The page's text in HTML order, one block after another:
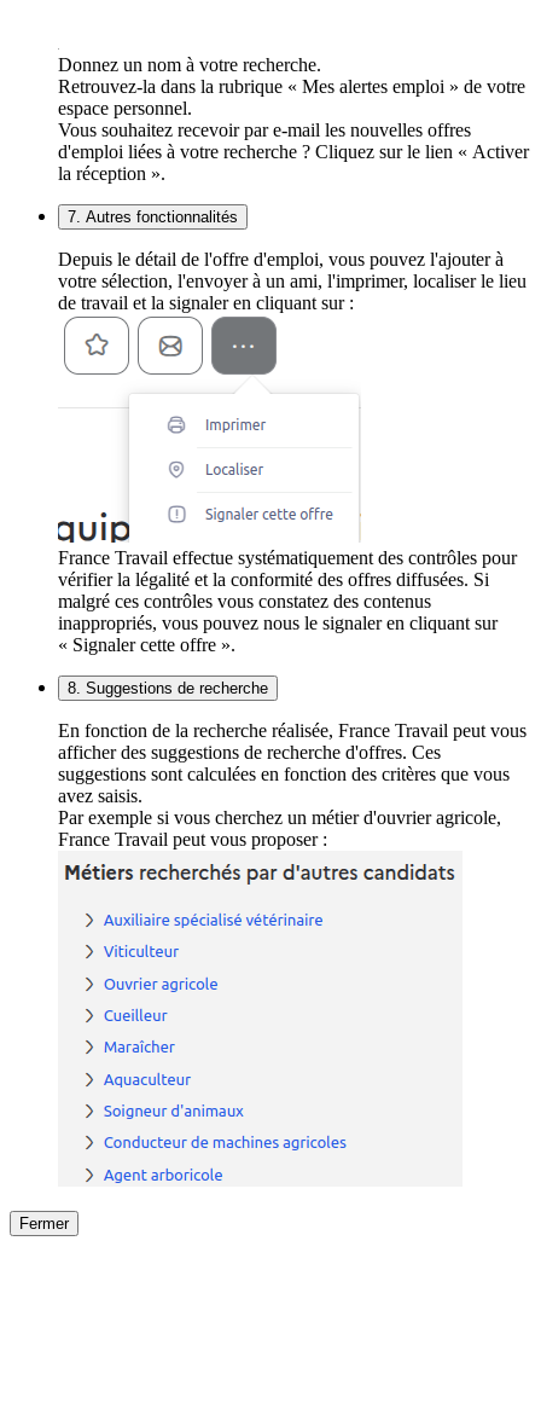
Donnez un nom à votre recherche.
Retrouvez-la dans la rubrique « Mes alertes emploi » de votre
espace personnel.
Vous souhaitez recevoir par e-mail les nouvelles offres
d'emploi liées à votre recherche ? Cliquez sur le lien « Activer
la réception ».
7. Autres fonctionnalités
Depuis le détail de l'offre d'emploi, vous pouvez l'ajouter à
votre sélection, l'envoyer à un ami, l'imprimer, localiser le lieu
de travail et la signaler en cliquant sur :
France Travail effectue systématiquement des contrôles pour
vérifier la légalité et la conformité des offres diffusées. Si
malgré ces contrôles vous constatez des contenus
inappropriés, vous pouvez nous le signaler en cliquant sur
« Signaler cette offre ».
8. Suggestions de recherche
En fonction de la recherche réalisée, France Travail peut vous
afficher des suggestions de recherche d'offres. Ces
suggestions sont calculées en fonction des critères que vous
avez saisis.
Par exemple si vous cherchez un métier d'ouvrier agricole,
France Travail peut vous proposer :
Fermer